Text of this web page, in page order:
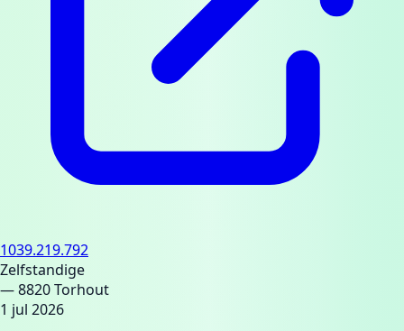
1039.219.792
Zelfstandige
— 8820 Torhout
1 jul 2026